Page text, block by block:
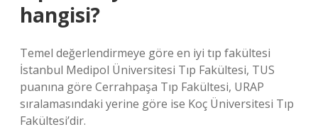
hangisi?
Temel değerlendirmeye göre en iyi tıp fakültesi
İstanbul Medipol Üniversitesi Tıp Fakültesi, TUS
puanına göre Cerrahpaşa Tıp Fakültesi, URAP
sıralamasındaki yerine göre ise Koç Üniversitesi Tıp
Fakültesi’dir.